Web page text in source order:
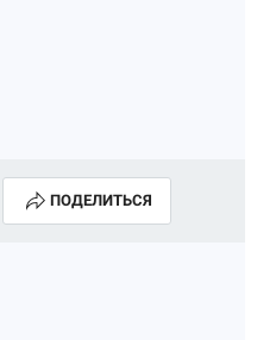
ПОДЕЛИТЬСЯ